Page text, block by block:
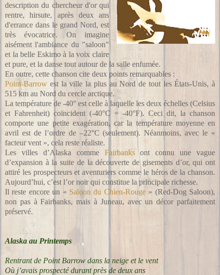
description du chercheur d'or qui
rentre, hirsute, après deux ans
d'errance dans le grand Nord, est
très évocatrice. On imagine
aisément l'ambiance du "saloon"
et la belle Eskimo à la voix claire
et pure, et la danse tout autour de la salle enfumée.
En outre, cette chanson cite deux points remarquables :
Point-Barrow est la ville la plus au Nord de tout les États-Unis, à
515 km au Nord du cercle arctique.
La température de -40° est celle à laquelle les deux échelles (Celsius
et Fahrenheit) coïncident (-40°C = -40°F). Ceci dit, la chanson
comporte une petite exagération, car la température moyenne en
avril est de l’ordre de –22°C (seulement). Néanmoins, avec le «
facteur vent », cela reste réaliste.
Les villes d’Alaska comme Fairbanksont connu une vague
d’expansion à la suite de la découverte de gisements d’or, qui ont
attiré les prospecteurs et aventuriers comme le héros de la chanson.
Aujourd’hui, c’est l’or noir qui constitue la principale richesse.
Il reste encore un « Saloon du Chien-Rouge» (Red-Dog Saloon),
non pas à Fairbanks, mais à Juneau, avec un décor parfaitement
préservé.
Alaska au Printemps
Rentrant de Point Barrow dans la neige et le vent
Où j’avais prospecté durant près de deux ans